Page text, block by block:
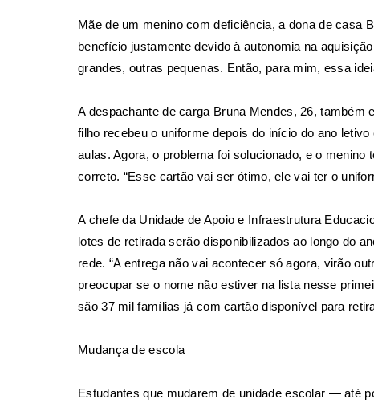
Mãe de um menino com deficiência, a dona de casa
benefício justamente devido à autonomia na
grandes, outras pequenas. Então, para mim, essa
A despachante de carga Bruna Mendes, 26, também
filho recebeu o uniforme depois do início do ano
aulas. Agora, o problema foi solucionado, e o
correto. “Esse cartão vai ser ótimo, ele vai ter o
A chefe da Unidade de Apoio e Infraestrutura
lotes de retirada serão disponibilizados ao longo do
rede. “A entrega não vai acontecer só agora, virão
preocupar se o nome não estiver na lista nesse
são 37 mil famílias já com cartão disponível para
Mudança de escola
Estudantes que mudarem de unidade escolar — até